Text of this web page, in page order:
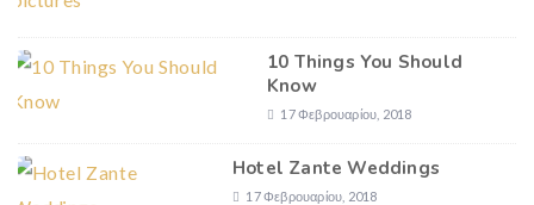
10 Things You Should
Know
17 Φεβρουαρίου, 2018
Hotel Zante Weddings
17 Φεβρουαρίου, 2018